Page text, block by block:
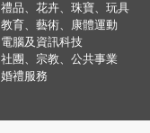
禮品、花卉、珠寶、玩具
教育、藝術、康體運動
電腦及資訊科技
社團、宗教、公共事業
婚禮服務